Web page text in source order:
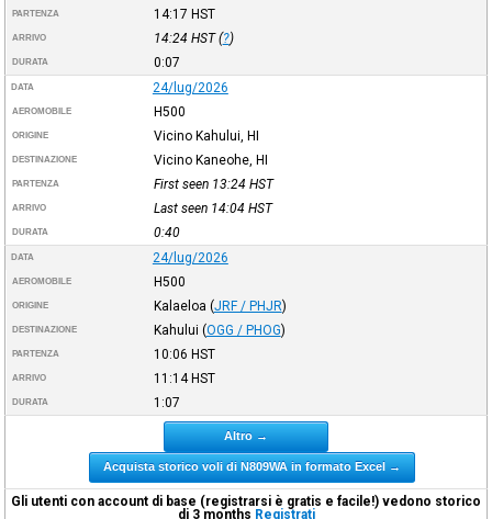
PARTENZA 14:17 HST
ARRIVO 14:24 HST(?)
DURATA 0:07
DATA 24/lug/2026
AEROMOBILE H500
ORIGINE Vicino Kahului, HI
DESTINAZIONE Vicino Kaneohe, HI
PARTENZA First seen 13:24 HST
ARRIVO Last seen 14:04 HST
DURATA 0:40
DATA 24/lug/2026
AEROMOBILE H500
ORIGINE Kalaeloa (JRF / PHJR)
DESTINAZIONE Kahului (OGG / PHOG)
PARTENZA 10:06 HST
ARRIVO 11:14HST
DURATA 1:07
Altro →
Acquista storico voli di N809WA in formato Excel →
Gli utenti con account di base (registrarsi è gratis e facile!) vedono storico
di 3 months Registrati